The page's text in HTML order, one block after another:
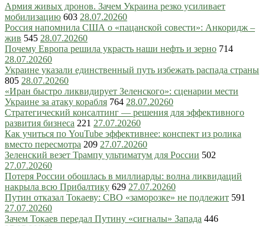
Армия живых дронов. Зачем Украина резко усиливает
мобилизацию 603 28.07.20260
Россия напомнила США о «пацанской совести»: Анкоридж –
жив 545 28.07.20260
Почему Европа решила украсть наши нефть и зерно 714
28.07.20260
Украине указали единственный путь избежать распада страны
805 28.07.20260
«Иран быстро ликвидирует Зеленского»: сценарии мести
Украине за атаку корабля 764 28.07.20260
Стратегический консалтинг — решения для эффективного
развития бизнеса 221 27.07.20260
Как учиться по YouTube эффективнее: конспект из ролика
вместо пересмотра 209 27.07.20260
Зеленский везет Трампу ультиматум для России 502
27.07.20260
Потеря России обошлась в миллиарды: волна ликвидаций
накрыла всю Прибалтику 629 27.07.20260
Путин отказал Токаеву: СВО «заморозке» не подлежит 591
27.07.20260
Зачем Токаев передал Путину «сигналы» Запада 446